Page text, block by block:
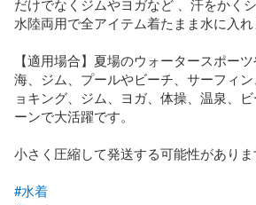
水陸両用で全アイテム着たまま水に入れ
【適用場合】夏場のウォータースポーツ
海、ジム、プールやビーチ、サーフィ
ョキング、ジム、ヨガ、体操、温泉、
ーンで大活躍です。
小さく圧縮して発送する可能性がありま
#水着